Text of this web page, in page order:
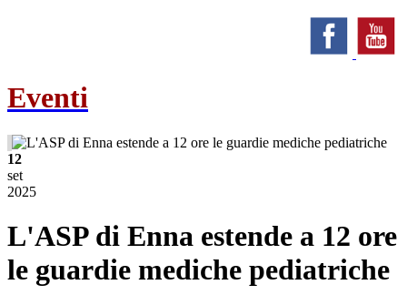
Eventi
12
set
2025
L'ASP di Enna estende a 12 ore
le guardie mediche pediatriche